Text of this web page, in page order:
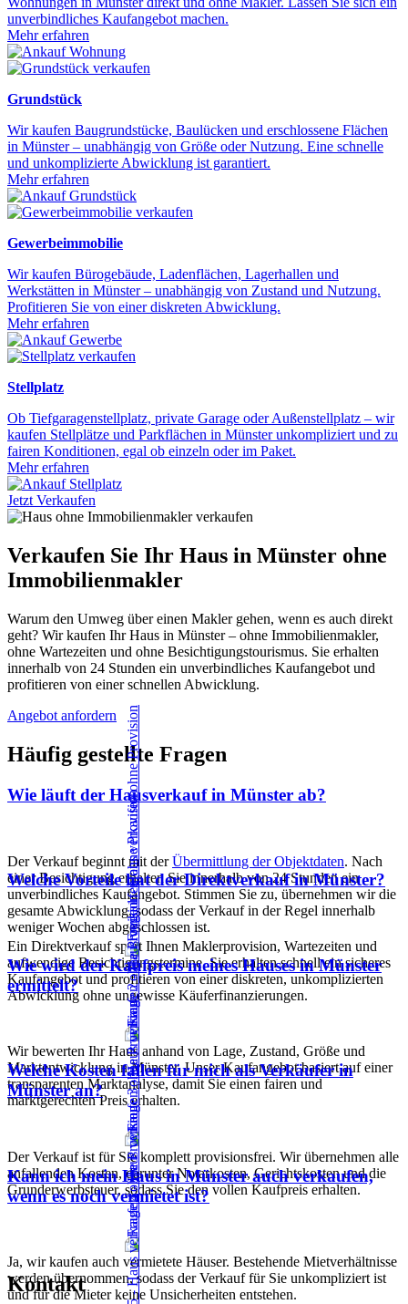
unverbindliches Kaufangebot machen.
Mehr erfahren
Grundstück
Wir kaufen Baugrundstücke, Baulücken und erschlossene Flächen
in Münster – unabhängig von Größe oder Nutzung. Eine schnelle
und unkomplizierte Abwicklung ist garantiert.
Mehr erfahren
Gewerbeimmobilie
Wir kaufen Bürogebäude, Ladenflächen, Lagerhallen und
Werkstätten in Münster – unabhängig von Zustand und Nutzung.
Profitieren Sie von einer diskreten Abwicklung.
Mehr erfahren
Stellplatz
Ob Tiefgaragenstellplatz, private Garage oder Außenstellplatz – wir
kaufen Stellplätze und Parkflächen in Münster unkompliziert und zu
fairen Konditionen, egal ob einzeln oder im Paket.
Mehr erfahren
Jetzt Verkaufen
Verkaufen Sie Ihr Haus in Münster ohne
Immobilienmakler
Warum den Umweg über einen Makler gehen, wenn es auch direkt
geht? Wir kaufen Ihr Haus in Münster – ohne Immobilienmakler,
ohne Wartezeiten und ohne Besichtigungstourismus. Sie erhalten
innerhalb von 24 Stunden ein unverbindliches Kaufangebot und
profitieren von einer schnellen Abwicklung.
Angebot anfordern
Häufig gestellte Fragen
Wie läuft der Hausverkauf in Münster ab?
Der Verkauf beginnt mit derÜbermittlung der Objektdaten. Nach
einer Besichtigung erhalten Sie innerhalb von 24 Stunden ein
unverbindliches Kaufangebot. Stimmen Sie zu, übernehmen wir die
gesamte Abwicklung, sodass der Verkauf in der Regel innerhalb
weniger Wochen abgeschlossen ist.
Welche Vorteile hat der Direktverkauf in Münster?
Ein Direktverkauf spart Ihnen Maklerprovision, Wartezeiten und
aufwendige Besichtigungstermine. Sie erhalten schnell ein sicheres
Kaufangebot und profitieren von einer diskreten, unkomplizierten
Abwicklung ohne ungewisse Käuferfinanzierungen.
Wie wird der Kaufpreis meines Hauses in Münster
ermittelt?
Wir bewerten Ihr Haus anhand von Lage, Zustand, Größe und
Marktentwicklung in Münster. Unser Kaufangebot basiert auf einer
transparenten Marktanalyse, damit Sie einen fairen und
marktgerechten Preis erhalten.
Welche Kosten fallen für mich als Verkäufer in
Münster an?
Der Verkauf ist für Sie komplett provisionsfrei. Wir übernehmen alle
anfallenden Kosten, darunter Notarkosten, Gerichtskosten und die
Grunderwerbsteuer, sodass Sie den vollen Kaufpreis erhalten.
Kann ich mein Haus in Münster auch verkaufen,
wenn es noch vermietet ist?
Ja, wir kaufen auch vermietete Häuser. Bestehende Mietverhältnisse
werden übernommen, sodass der Verkauf für Sie unkompliziert ist
und für die Mieter keine Unsicherheiten entstehen.
Kontakt